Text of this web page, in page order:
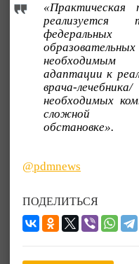
«Практическая
адаптации к
врача-
необходимых
сложной
обстановке».
@pdmnews
ПОДЕЛИТЬСЯ